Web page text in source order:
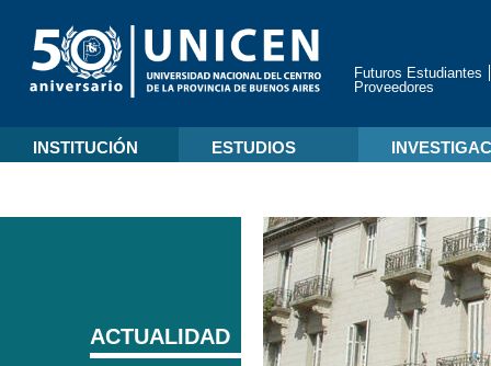
Futuros Estudiantes
Proveedores
INSTITUCIÓN ESTUDIOS
ACTUALIDAD